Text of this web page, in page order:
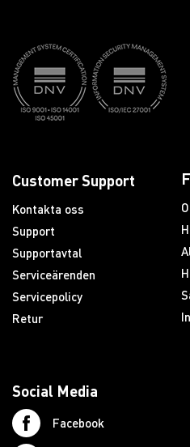
Customer Support
Kontakta oss
Support
Supportavtal
Serviceärenden
Servicepolicy
Retur
Social Media
Facebook